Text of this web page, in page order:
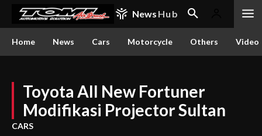
News Hub
Home News Cars Motorcycle Others Video
Toyota All New Fortuner
Modifikasi Projector Sultan
CARS